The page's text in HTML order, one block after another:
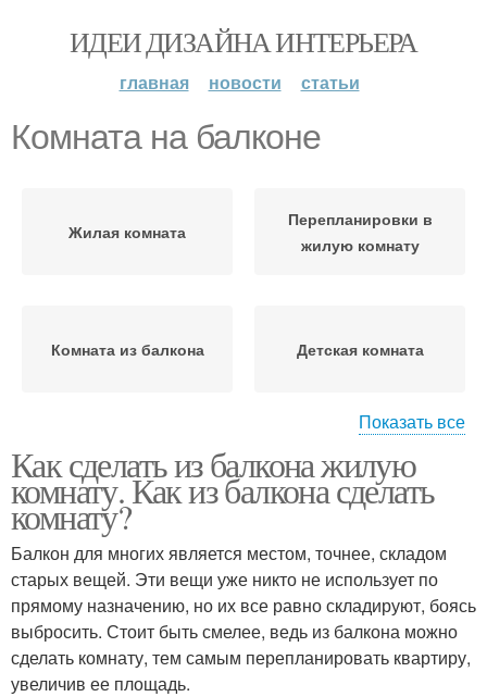
ИДЕИ ДИЗАЙНА ИНТЕРЬЕРА
главная новости статьи
Комната на балконе
Жилая комната
Перепланировки в
жилую комнату
Комната из балкона Детская комната
Балкон с комнатой Комнаты с лоджией
Показать все
Как сделать из балкона жилую
комнату. Как из балкона сделать
комнату?
Балкон для многих является местом, точнее, складом
старых вещей. Эти вещи уже никто не использует по
прямому назначению, но их все равно складируют, боясь
выбросить. Стоит быть смелее, ведь из балкона можно
сделать комнату, тем самым перепланировать квартиру,
увеличив ее площадь.